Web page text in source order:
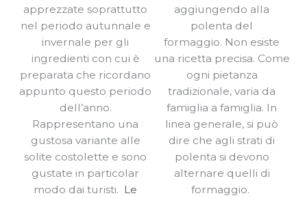
apprezzate soprattutto
nel periodo autunnale e
invernale per gli
ingredienti con cui è
preparata che ricordano
appunto questo periodo
dell’anno.
Rappresentano una
gustosa variante alle
solite costolette e sono
gustate in particolar
modo dai turisti. Le
aggiungendo alla
polenta del
formaggio. Non esiste
una ricetta precisa. Come
ogni pietanza
tradizionale, varia da
famiglia a famiglia. In
linea generale, si può
dire che agli strati di
polenta si devono
alternare quelli di
formaggio.